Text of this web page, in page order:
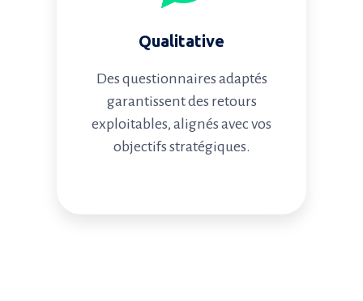
Qualitative
Des questionnaires adaptés
garantissent des retours
exploitables, alignés avec vos
objectifs stratégiques.